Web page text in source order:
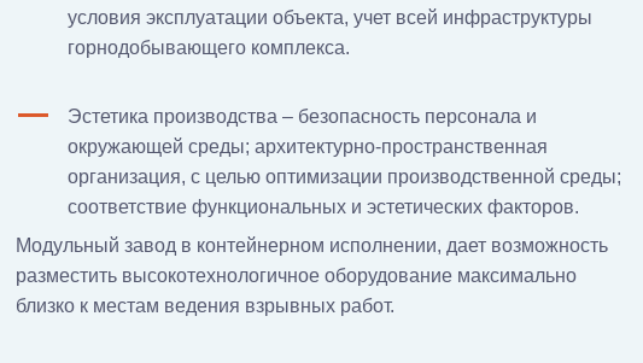
условия эксплуатации объекта, учет всей инфраструктуры
горнодобывающего комплекса.
Эстетика производства – безопасность персонала и
окружающей среды; архитектурно-пространственная
организация, с целью оптимизации производственной среды;
соответствие функциональных и эстетических факторов.
Модульный завод в контейнерном исполнении, дает возможность
разместить высокотехнологичное оборудование максимально
близко к местам ведения взрывных работ.